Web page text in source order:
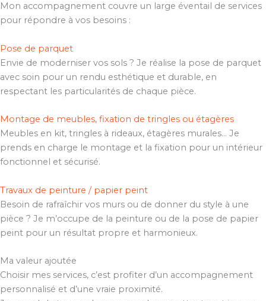
Mon accompagnement couvre un large éventail de services
pour répondre à vos besoins :
Pose de parquet
Envie de moderniser vos sols ? Je réalise la pose de parquet
avec soin pour un rendu esthétique et durable, en
respectant les particularités de chaque pièce.
Montage de meubles, fixation de tringles ou étagères
Meubles en kit, tringles à rideaux, étagères murales… Je
prends en charge le montage et la fixation pour un intérieur
fonctionnel et sécurisé.
Travaux de peinture / papier peint
Besoin de rafraîchir vos murs ou de donner du style à une
pièce ? Je m’occupe de la peinture ou de la pose de papier
peint pour un résultat propre et harmonieux.
Ma valeur ajoutée
Choisir mes services, c’est profiter d’un accompagnement
personnalisé et d’une vraie proximité.